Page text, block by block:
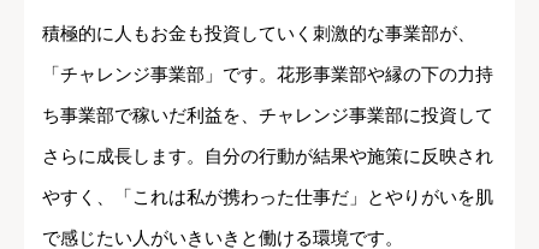
積極的に人もお金も投資していく刺激的な事業部が、
「チャレンジ事業部」です。花形事業部や縁の下の力持
ち事業部で稼いだ利益を、チャレンジ事業部に投資して
さらに成長します。自分の行動が結果や施策に反映され
やすく、「これは私が携わった仕事だ」とやりがいを肌
で感じたい人がいきいきと働ける環境です。